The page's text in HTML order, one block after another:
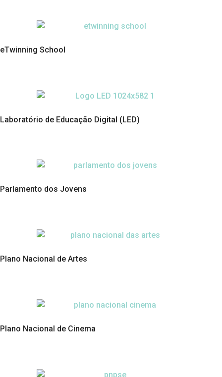
eTwinning School
Laboratório de Educação Digital (LED)
Parlamento dos Jovens
Plano Nacional de Artes
Plano Nacional de Cinema